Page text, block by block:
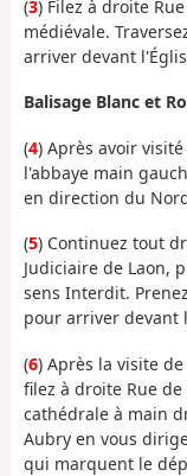
(3) Filez à droite
médiévale.
arriver devant
Balisage Blanc et
(4) Après avoir
l'abbaye main
en direction du
(5) Continuez tout
Judiciaire de Laon,
sens Interdit.
pour arriver devant
(6) Après la visite
filez à droite Rue
cathédrale à main
Aubry en vous
qui marquent le